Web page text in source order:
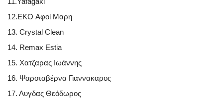
12.EKO Αφοί Μαρη
13. Crystal Clean
14. Remax Estia
15. Χατζαρας Ιωάννης
16. Ψαροταβέρνα Γιαννακαρος
17. Λυγδας Θεόδωρος